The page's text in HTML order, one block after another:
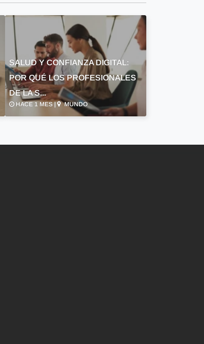
SALUD Y CONFIANZA DIGITAL:
POR QUÉ LOS PROFESIONALES
DE LA S...
HACE 1 MES | MUNDO